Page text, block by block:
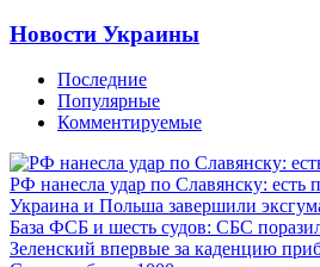
Новости Украины
Последние
Популярные
Комментируемые
РФ нанесла удар по Славянску:
Украина и Польша завершили
База ФСБ и шесть судов: СБС
Зеленский впервые за каденцию